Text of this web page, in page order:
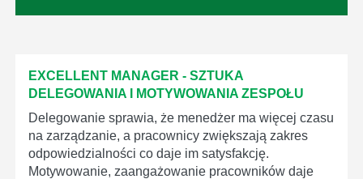
EXCELLENT MANAGER - SZTUKA
DELEGOWANIA I MOTYWOWANIA ZESPOŁU
Delegowanie sprawia, że menedżer ma więcej czasu
na zarządzanie, a pracownicy zwiększają zakres
odpowiedzialności co daje im satysfakcję.
Motywowanie, zaangażowanie pracowników daje